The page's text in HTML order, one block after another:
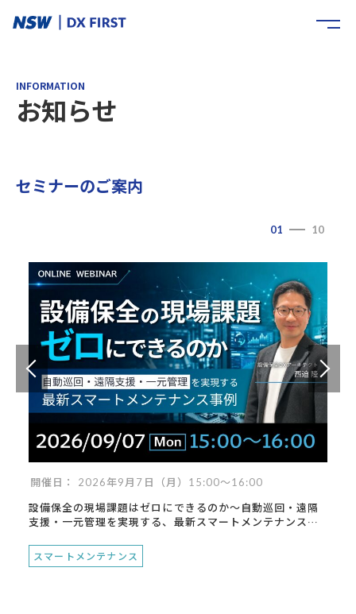
INFORMATION
お知らせ
セミナーのご案内
01 10
開催日： 2026年9月7日（月）15:00～16:00
設備保全の現場課題はゼロにできるのか～自動巡回・遠隔
支援・一元管理を実現する、最新スマートメンテナンス事
スマートメンテナンス